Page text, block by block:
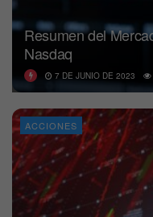
Resumen del
Nasdaq
7 DE JUNIO DE 2023
ACCIONES